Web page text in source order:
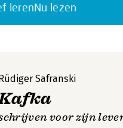
lerenNu lezen
Safranski
voor zijn